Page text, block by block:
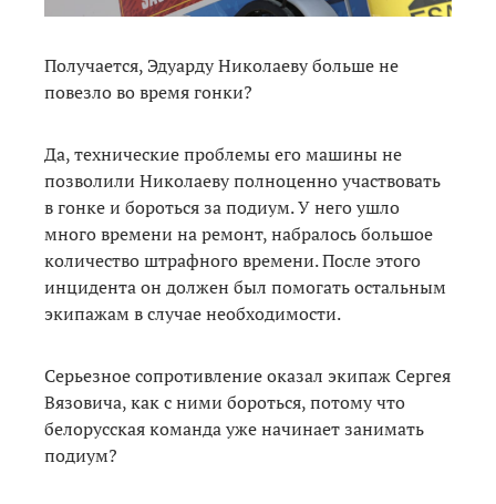
Получается, Эдуарду Николаеву больше не
повезло во время гонки?
Да, технические проблемы его машины не
позволили Николаеву полноценно участвовать
в гонке и бороться за подиум. У него ушло
много времени на ремонт, набралось большое
количество штрафного времени. После этого
инцидента он должен был помогать остальным
экипажам в случае необходимости.
Серьезное сопротивление оказал экипаж Сергея
Вязовича, как с ними бороться, потому что
белорусская команда уже начинает занимать
подиум?